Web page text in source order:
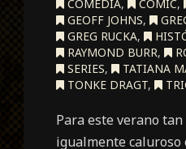
COMEDIA, CÓMIC,
GEOFF JOHNS,
GREG RUCKA,
RAYMOND BURR,
SERIES, TATIANA
TONKE DRAGT,
Para este verano
igualmente caluroso